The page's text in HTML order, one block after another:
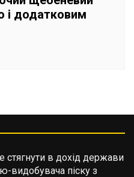
і додатковим
стягнути в дохід держави
видобувача піску з